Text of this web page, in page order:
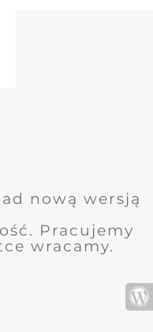
nową wersją
Pracujemy
wracamy.